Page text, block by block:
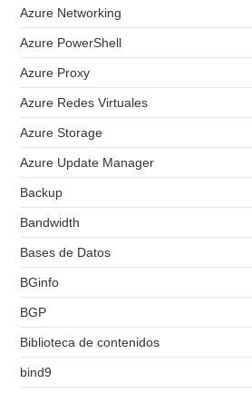
Azure Networking
Azure PowerShell
Azure Proxy
Azure Redes Virtuales
Azure Storage
Azure Update Manager
Backup
Bandwidth
Bases de Datos
BGinfo
BGP
Biblioteca de contenidos
bind9